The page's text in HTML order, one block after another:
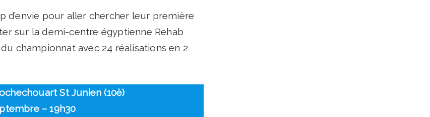
d’envie pour aller chercher leur première
sur la demi-centre égyptienne Rehab
championnat avec 24 réalisations en 2
St Junien (10è)
– 19h30